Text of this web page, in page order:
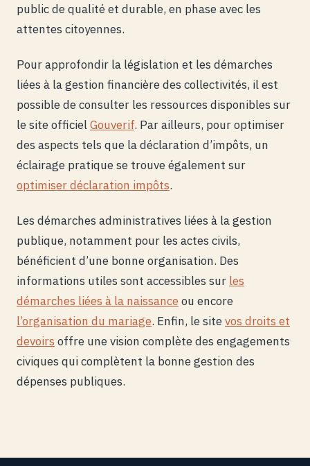
public de qualité et durable, en phase avec les
attentes citoyennes.
Pour approfondir la législation et les démarches
liées à la gestion financière des collectivités, il est
possible de consulter les ressources disponibles sur
le site officielGouverif. Par ailleurs, pour optimiser
des aspects tels que la déclaration d’impôts, un
éclairage pratique se trouve également sur
optimiser déclaration impôts.
Les démarches administratives liées à la gestion
publique, notamment pour les actes civils,
bénéficient d’une bonne organisation. Des
informations utiles sont accessibles sur les
démarches liées à la naissance ou encore
l’organisation du mariage. Enfin, le sitevos droits et
devoirs offre une vision complète des engagements
civiques qui complètent la bonne gestion des
dépenses publiques.